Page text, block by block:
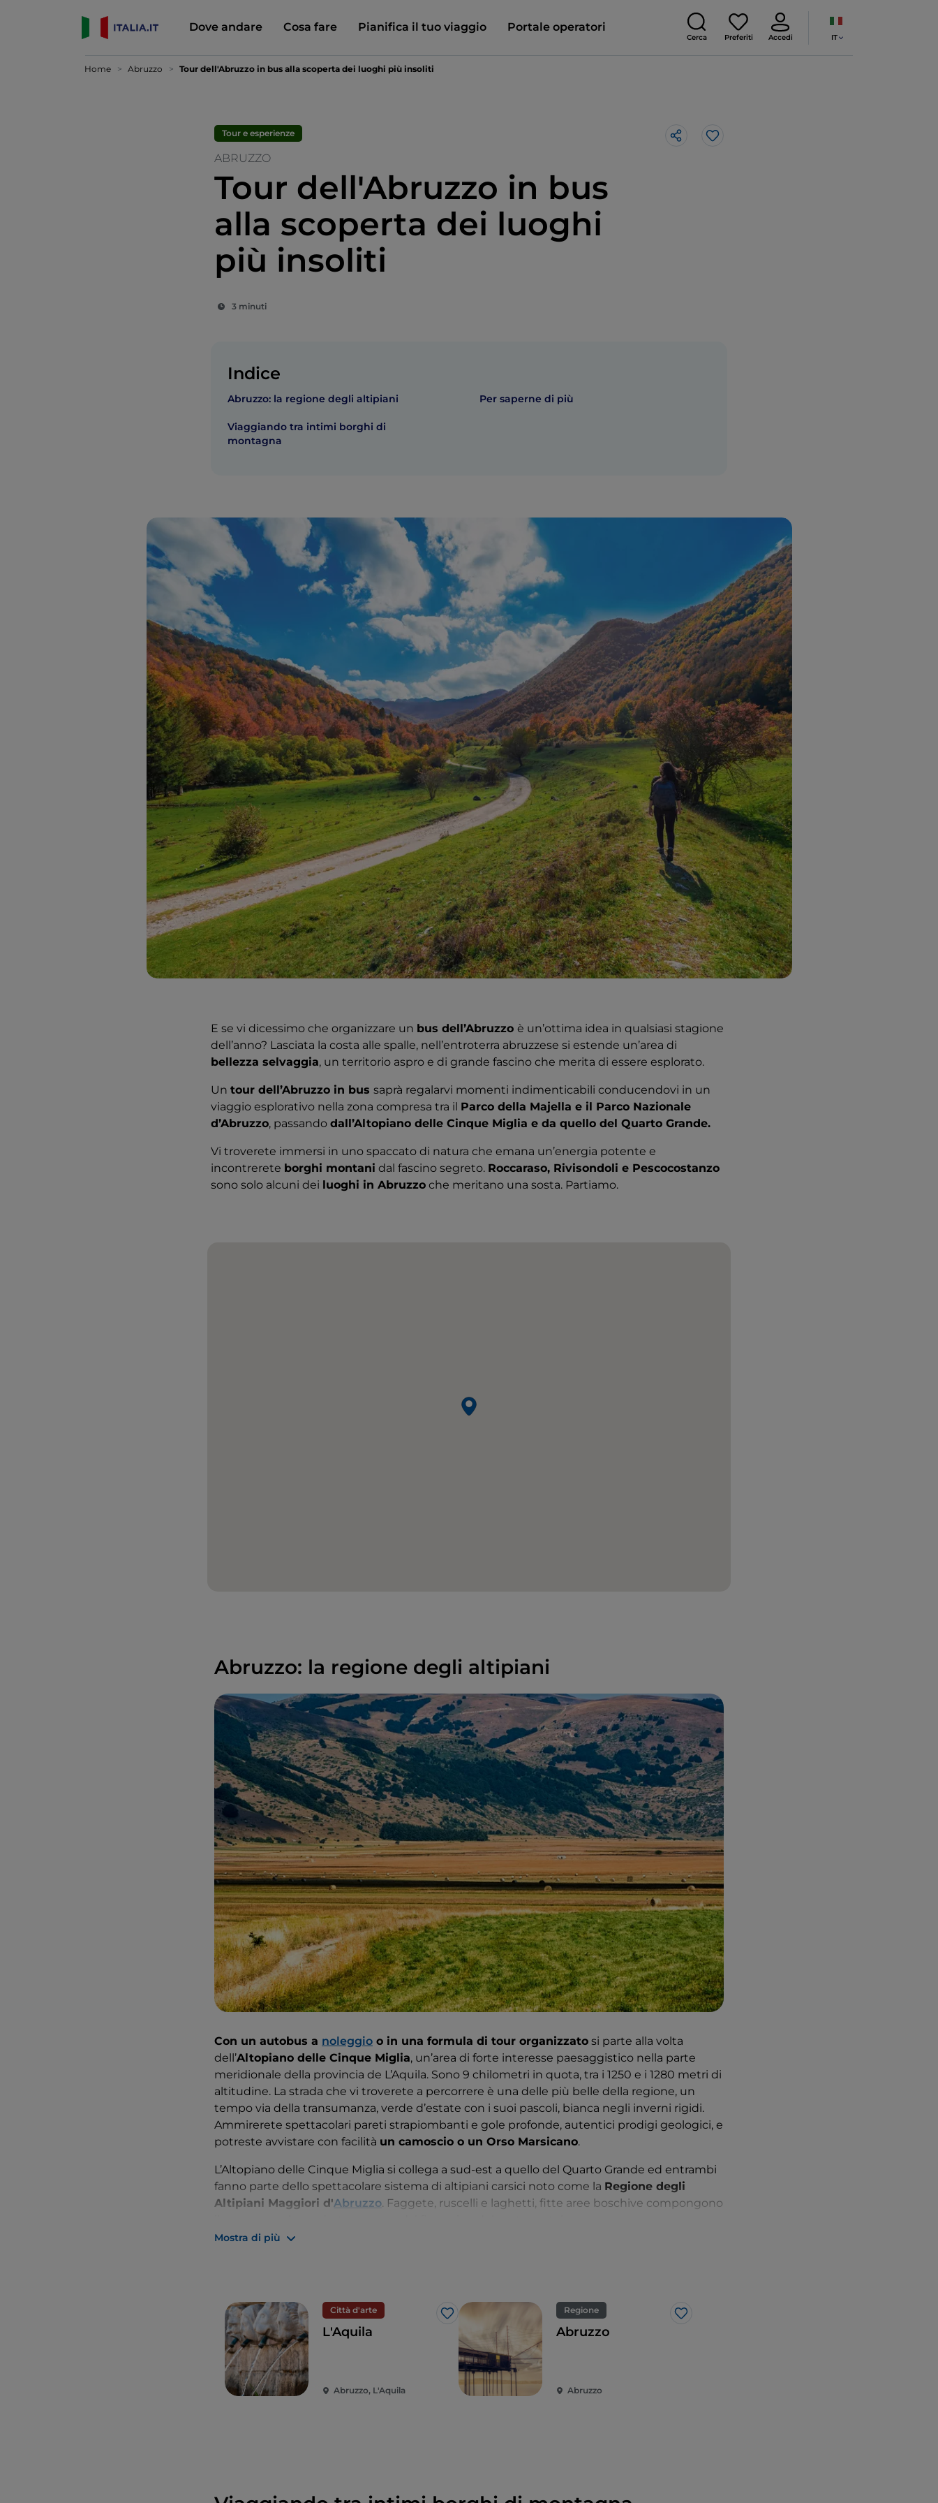
Dove andare Cosa fare Pianifica il tuo viaggio Portale operatori
Cerca Preferiti Accedi IT
Home Abruzzo Tour dell'Abruzzo in bus alla scoperta dei luoghi più insoliti
Tour e esperienze
ABRUZZO
Tour dell'Abruzzo in bus
alla scoperta dei luoghi
più insoliti
3 minuti
Like
Indice
Abruzzo: la regione degli altipiani
Viaggiando tra intimi borghi di
montagna
Per saperne di più
E se vi dicessimo che organizzare un bus dell’Abruzzo è un’ottima idea in qualsiasi stagione
dell’anno? Lasciata la costa alle spalle, nell’entroterra abruzzese si estende un’area di
bellezza selvaggia, un territorio aspro e di grande fascino che merita di essere esplorato.
Un tour dell’Abruzzo in bus saprà regalarvi momenti indimenticabili conducendovi in un
viaggio esplorativo nella zona compresa tra il Parco della Majella e il Parco Nazionale
d’Abruzzo, passando dall’Altopiano delle Cinque Miglia e da quello del Quarto Grande.
Vi troverete immersi in uno spaccato di natura che emana un’energia potente e
incontrerete borghi montani dal fascino segreto. Roccaraso, Rivisondoli e Pescocostanzo
sono solo alcuni dei luoghi in Abruzzo che meritano una sosta. Partiamo.
Abruzzo: la regione degli altipiani
Con un autobus a noleggio o in una formula di tour organizzato si parte alla volta
dell’Altopiano delle Cinque Miglia, un’area di forte interesse paesaggistico nella parte
meridionale della provincia de L’Aquila. Sono 9 chilometri in quota, tra i 1250 e i 1280 metri di
altitudine. La strada che vi troverete a percorrere è una delle più belle della regione, un
tempo via della transumanza, verde d’estate con i suoi pascoli, bianca negli inverni rigidi.
Ammirerete spettacolari pareti strapiombanti e gole profonde, autentici prodigi geologici, e
potreste avvistare con facilità un camoscio o un Orso Marsicano.
L’Altopiano delle Cinque Miglia si collega a sud-est a quello del Quarto Grande ed entrambi
fanno parte dello spettacolare sistema di altipiani carsici noto come la Regione degli
Altipiani Maggiori d'Abruzzo. Faggete, ruscelli e laghetti, fitte aree boschive compongono
Mostra di più
Città d'arte
Like
L'Aquila
Abruzzo, L'Aquila
Regione
Like
Abruzzo
Abruzzo